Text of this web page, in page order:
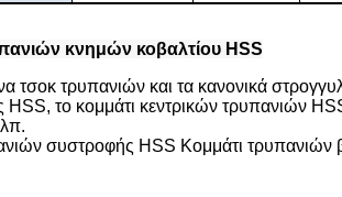
κνημών κοβαλτίου HSS
τσοκ τρυπανιών και τα κανονικά
το κομμάτι κεντρικών τρυπανιών
συστροφής HSS Κομμάτι